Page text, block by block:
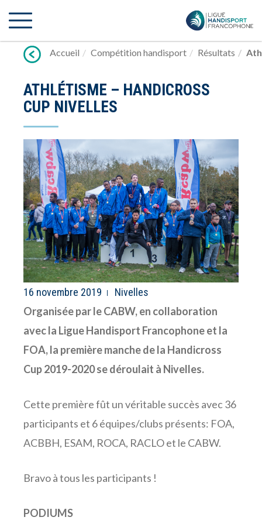
vers
Accueil
Compétition handisport Résultats
ATHLÉTISME – HANDICROSS
CUP NIVELLES
16 novembre 2019 Nivelles
Organisée par le CABW, en collaboration
avec la Ligue Handisport Francophone et la
FOA, la première manche de la Handicross
Cup 2019-2020 se déroulait à Nivelles.
Cette première fût un véritable succès avec 36
participants et 6 équipes/clubs présents: FOA,
ACBBH, ESAM, ROCA, RACLO et le CABW.
Bravo à tous les participants !
PODIUMS